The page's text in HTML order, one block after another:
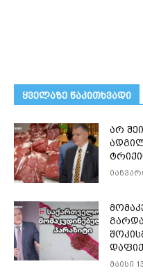
ᲧᲕᲔᲚᲐᲖᲔ ᲬᲐᲙᲘᲗᲮᲕᲐᲓᲘ
არ
მაისი